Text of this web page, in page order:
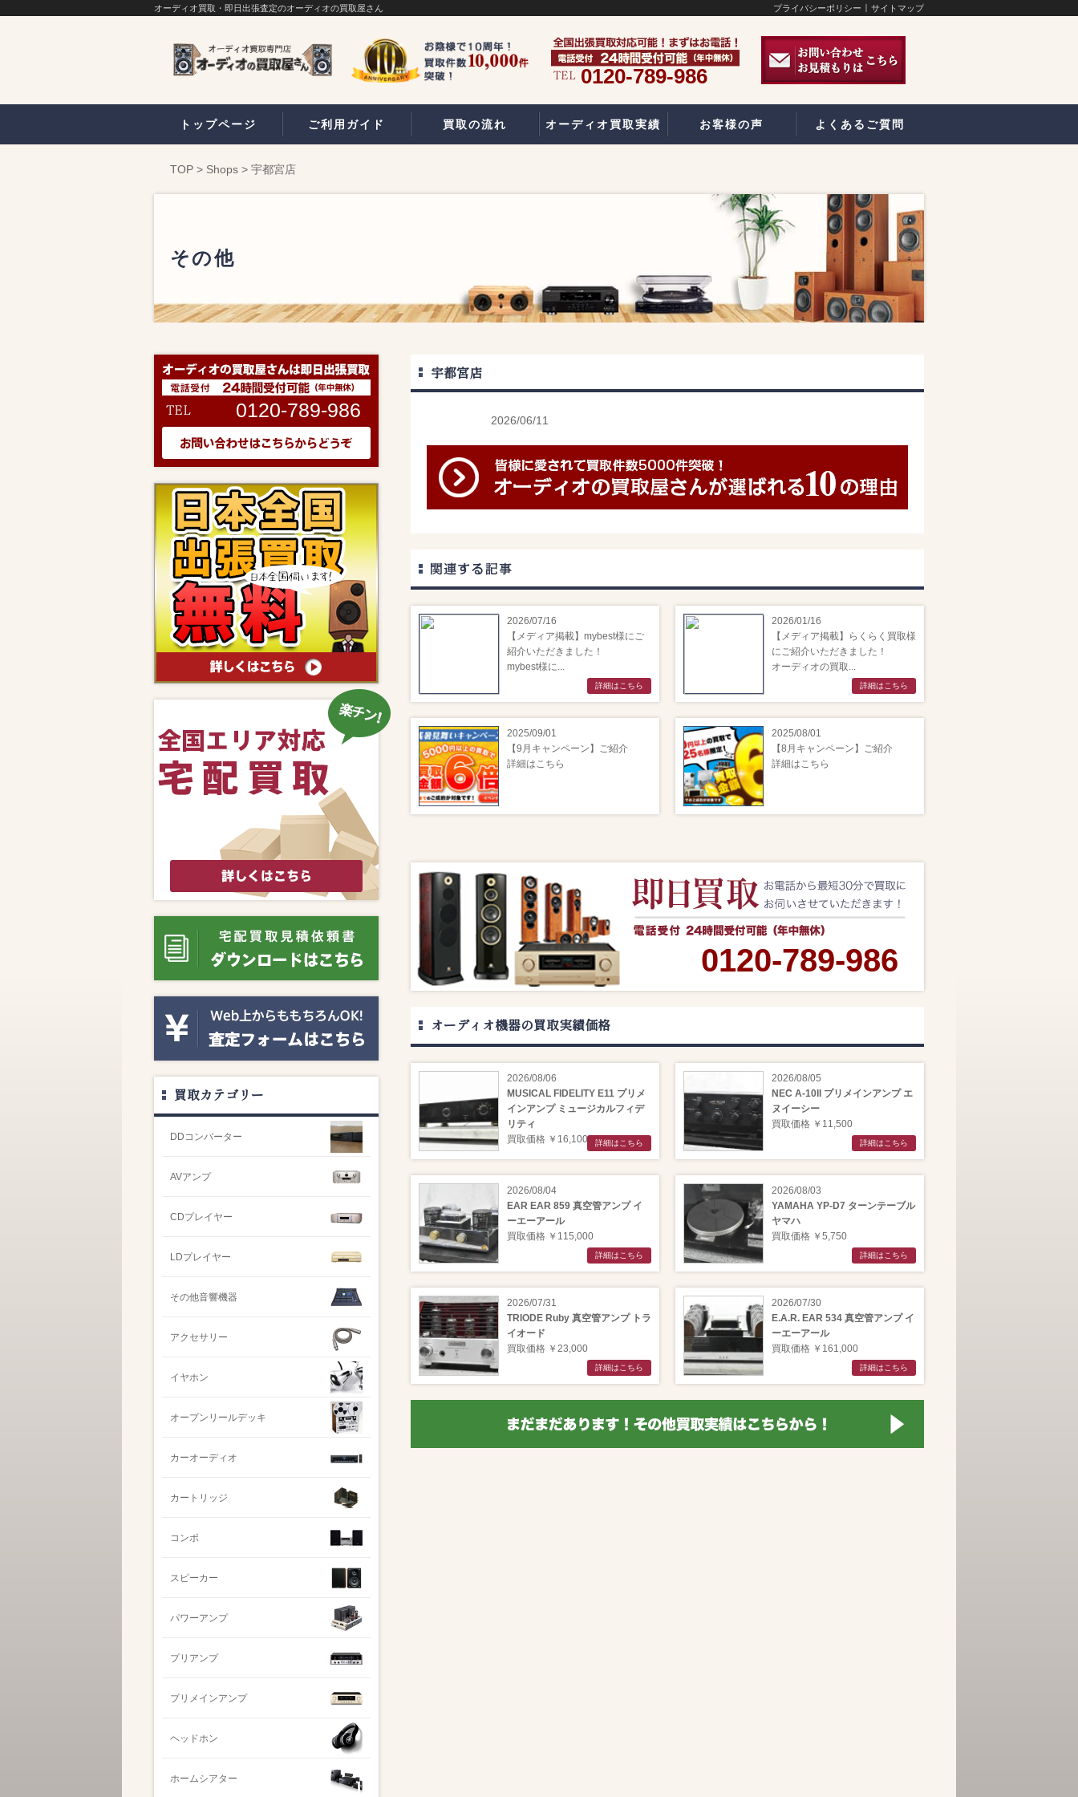
オーディオ買取・即日出張査定のオーディオの買取屋さん プライバシーポリシー サイトマップ
0120-789-986
トップページ ご利用ガイド 買取の流れ オーディオ買取実績 お客様の声 よくあるご質問
TOP > Shops > 宇都宮店
その他
宇都宮店
2026/06/11
2026/07/16
【メディア掲載】mybest様にご
紹介いただきました！
mybest様に...
詳細はこちら
2026/01/16
【メディア掲載】らくらく買取様
にご紹介いただきました！
オーディオの買取...
詳細はこちら
2025/09/01
【9月キャンペーン】ご紹介
詳細はこちら
2025/08/01
【8月キャンペーン】ご紹介
詳細はこちら
0120-789-986
オーディオ機器の買取実績価格
2026/08/06
MUSICAL FIDELITY E11 プリメ
インアンプ ミュージカルフィデ
リティ
買取価格 ￥16,100
詳細はこちら
2026/08/05
NEC A-10II プリメインアンプ エ
ヌイーシー
買取価格 ￥11,500
詳細はこちら
2026/08/04
EAR EAR 859 真空管アンプ イ
ーエーアール
買取価格 ￥115,000
詳細はこちら
2026/08/03
YAMAHA YP-D7 ターンテーブル
ヤマハ
買取価格 ￥5,750
詳細はこちら
2026/07/31
TRIODE Ruby 真空管アンプ トラ
イオード
買取価格 ￥23,000
詳細はこちら
2026/07/30
E.A.R. EAR 534 真空管アンプ イ
ーエーアール
買取価格 ￥161,000
詳細はこちら
0120-789-986
買取カテゴリー
DDコンバーター
AVアンプ
CDプレイヤー
LDプレイヤー
その他音響機器
アクセサリー
イヤホン
オープンリールデッキ
カーオーディオ
カートリッジ
コンポ
スピーカー
パワーアンプ
プリアンプ
プリメインアンプ
ヘッドホン
ホームシアター